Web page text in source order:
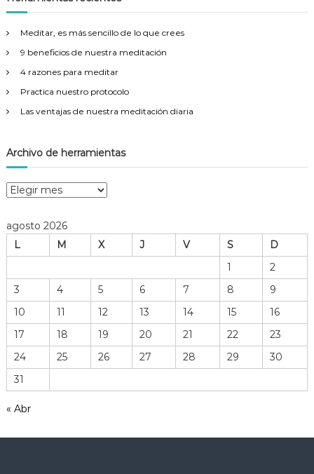
a
:
Meditar, es más sencillo de lo que crees
9 beneficios de nuestra meditación
4 razones para meditar
Practica nuestro protocolo
Las ventajas de nuestra meditación diaria
Archivo de herramientas
A
h
o
e
h
r
m
i
n
agosto 2026
L
M X J V S
D
1
2
3
4 5 6 7 8
9
10
11 12 13 14 15
16
17
18 19 20 21 22
23
24
25 26 27 28 29
30
31
« Abr